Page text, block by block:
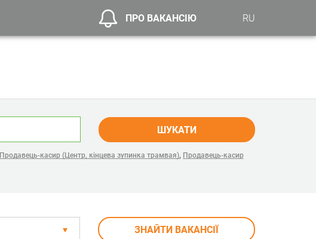
ПРО ВАКАНСІЮ RU
ШУКАТИ
Продавець-касир (Центр, кінцева зупинка трамвая), Продавець-касир
ЗНАЙТИ ВАКАНСІЇ